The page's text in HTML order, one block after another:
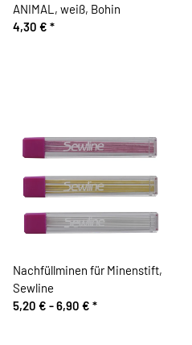
ANIMAL, weiß, Bohin
4,30 € *
Nachfüllminen für Minenstift,
Sewline
5,20 € -6,90 € *